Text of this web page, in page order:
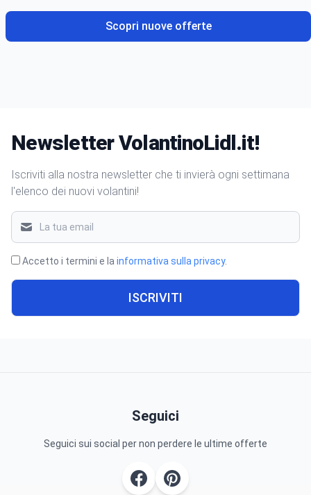
Scopri nuove offerte
Newsletter VolantinoLidl.it!
Iscriviti alla nostra newsletter che ti invierà ogni settimana
l'elenco dei nuovi volantini!
Accetto i termini e la informativa sulla privacy.
ISCRIVITI
Seguici
Seguici sui social per non perdere le ultime offerte